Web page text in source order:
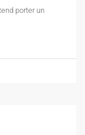
porter un